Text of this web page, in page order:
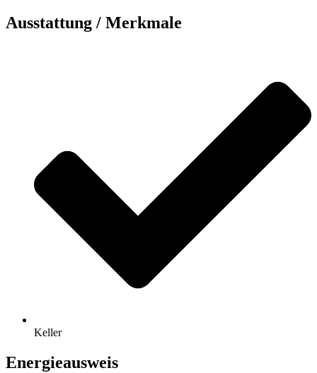
Ausstattung / Merkmale
Keller
Energieausweis